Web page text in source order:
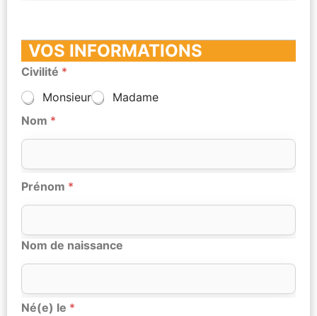
VOS INFORMATIONS
Civilité *
Monsieur
Madame
Nom *
Prénom *
Nom de naissance
Né(e) le *